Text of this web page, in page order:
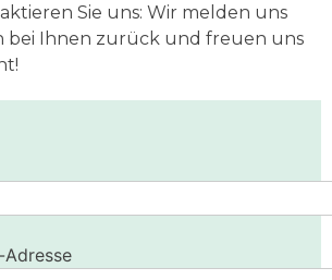
Sie uns: Wir melden uns
bei Ihnen zurück und freuen uns
Adresse